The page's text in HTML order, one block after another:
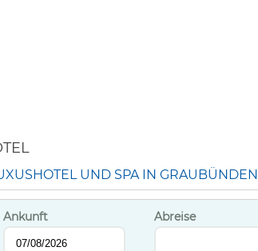
UND SPA IN GRAUBÜNDEN
Ankunft Abreise